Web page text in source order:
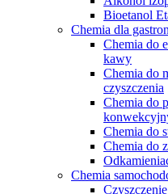
Bioetanol
Chemia dla
Chemia do
kawy
Chemia do
czyszczenia
Chemia do
Chemia do
Chemia do
Chemia